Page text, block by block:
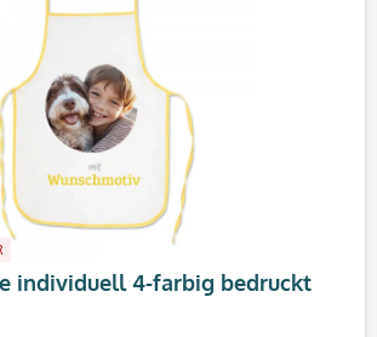
individuell 4-farbig bedruckt